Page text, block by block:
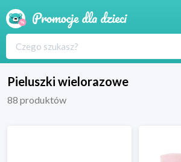
Pieluszki wielorazowe
88 produktów